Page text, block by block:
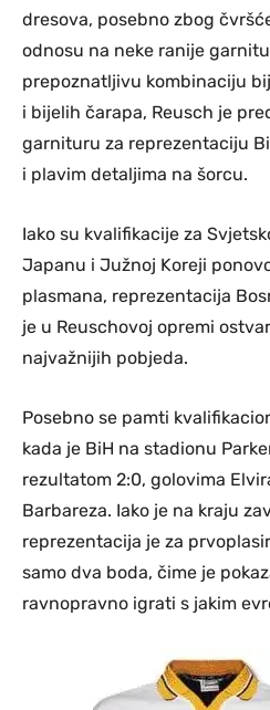
dresova, posebno zbog
odnosu na neke ranije
prepoznatljivu kombinaciju
i bijelih čarapa, Reusch je
garnituru za reprezentaciju
i plavim detaljima na šorcu.
Iako su kvalifikacije za
Japanu i Južnoj Koreji
plasmana, reprezentacija
je u Reuschovoj opremi
najvažnijih pobjeda.
Posebno se pamti
kada je BiH na stadionu
rezultatom 2:0, golovima
Barbareza. Iako je na kraju
reprezentacija je za
samo dva boda, čime je
ravnopravno igrati s jakim